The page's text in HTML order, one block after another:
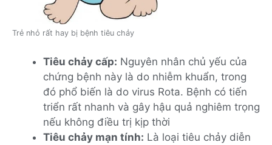
Trẻ nhỏ rất hay bị bệnh tiêu chảy
Tiêu chảy cấp: Nguyên nhân chủ yếu của
chứng bệnh này là do nhiễm khuẩn, trong
đó phổ biến là do virus Rota. Bệnh có tiến
triển rất nhanh và gây hậu quả nghiêm trọng
nếu không điều trị kịp thời
Tiêu chảy mạn tính: Là loại tiêu chảy diễn